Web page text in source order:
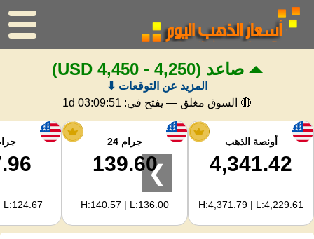
الرئيسية
سعر الذهب
اسعار الفضه
حاسبة الذهب
لمشرفي المواقع
صاعد (4,250 - 4,450 USD)
المزيد عن التوقعات ⬇
🔴 السوق مغلق — يفتح في: 1d 03:09:50
أونصة الذهب
4,341.42
H:4,371.79 | L:4,229.61
جرام 24
139.60
H:140.57 | L:136.00
L:124.67
❯